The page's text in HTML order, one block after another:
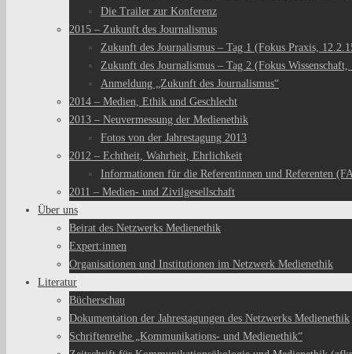
Die Trailer zur Konferenz
2015 – Zukunft des Journalismus
Zukunft des Journalismus – Tag 1 (Fokus Praxis,
Zukunft des Journalismus – Tag 2 (Fokus Wissenschaft,
Anmeldung „Zukunft des Journalismus“
2014 – Medien, Ethik und Geschlecht
2013 – Neuvermessung der Medienethik
Fotos von der Jahrestagung 2013
2012 – Echtheit, Wahrheit, Ehrlichkeit
Informationen für die Referentinnen und Referenten
2011 – Medien- und Zivilgesellschaft
Über uns
Beirat des Netzwerks Medienethik
Expert:innen
Organisationen und Institutionen im Netzwerk Medienethik
Literatur
Bücherschau
Dokumentation der Jahrestagungen des Netzwerks Medienethik
Schriftenreihe „Kommunikations- und Medienethik“